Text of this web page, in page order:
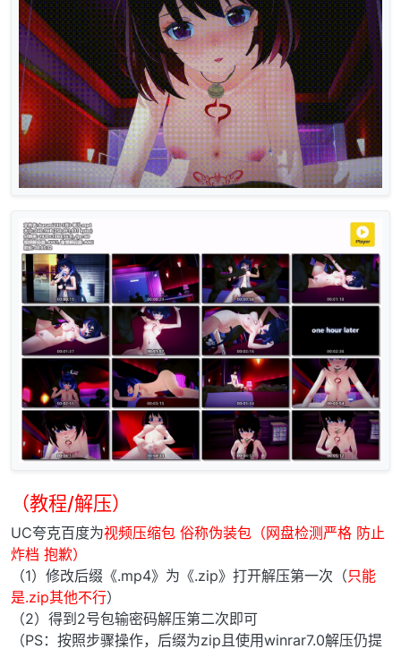
（教程/解压）
UC夸克百度为视频压缩包 俗称伪装包（网盘检测严格 防止
炸档 抱歉）
（1）修改后缀《.mp4》为《.zip》打开解压第一次（只能
是.zip其他不行）
（2）得到2号包输密码解压第二次即可
（PS：按照步骤操作，后缀为zip且使用winrar7.0解压仍提